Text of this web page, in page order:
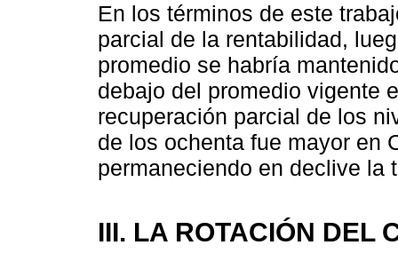
En los términos de este
parcial de la rentabilidad,
promedio se habría
debajo del promedio vigente
recuperación parcial de los
de los ochenta fue mayor en
permaneciendo en declive la
III. LA ROTACIÓN DEL